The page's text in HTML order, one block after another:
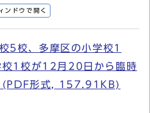
ンドウで開く
5校、多摩区の小学校1
校1校が12月20日から臨時
(PDF形式, 157.91KB)